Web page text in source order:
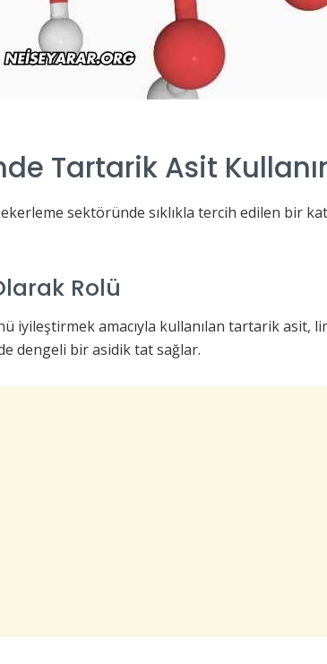
Tartarik Asit
sektöründe sıklıkla tercih edilen bir
Rolü
iyileştirmek amacıyla kullanılan tartarik asit,
dengeli bir asidik tat sağlar.